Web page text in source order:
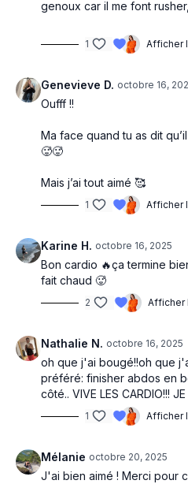
Groupé extend
Planche
genoux car il me font
1 Afficher
Genevieve D. octobre 16,
Oufff !!
Ma face quand tu as dit
🥵🥵
Mais j’ai tout aimé 🥰
1 Afficher
Karine H. octobre 16, 2025
Bon cardio 🔥ça termine
fait chaud 🥵
2 Afficher
Nathalie N. octobre 16, 2025
oh que j'ai bougé!!oh que
préféré: finisher abdos en
côté.. VIVE LES CARDIO!!!
1 Afficher
Mélanie octobre 20, 2025
J'ai bien aimé ! Merci pour